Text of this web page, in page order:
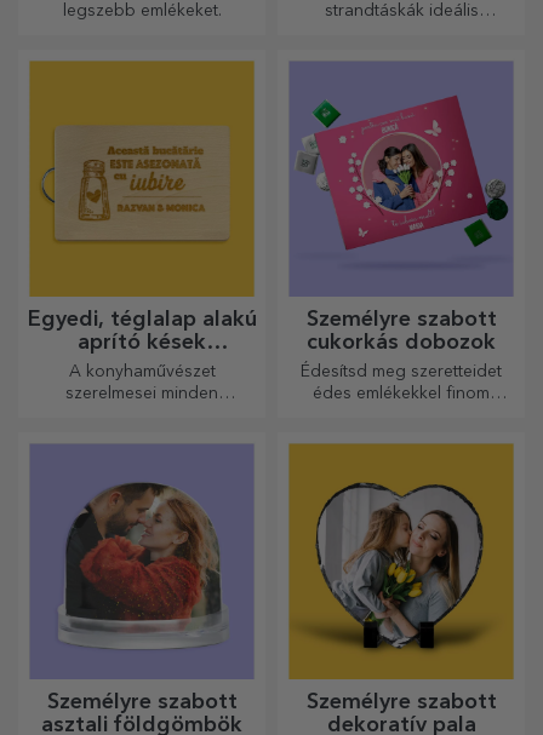
legszebb emlékeket.
strandtáskák ideális
táskagyűjteményedben.
Egyedi, téglalap alakú
aprító kések
fogantyúval
A konyhaművészet
szerelmesei minden
készülnek. Válassza ki a
megfelelőt!
Személyre szabott
cukorkás dobozok
Édesítsd meg szeretteidet
édes emlékekkel finom
Személyre szabott
asztali földgömbök
Személyre szabott
dekoratív pala